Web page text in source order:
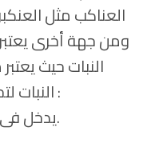
العناكب مثل
ومن جهة أخرى
النبات حيث
النبات لتحقيق نمو قوى حيث يقوم بالآتى :
1- يدخل فى بناء البروتين داخل جسم النبات.